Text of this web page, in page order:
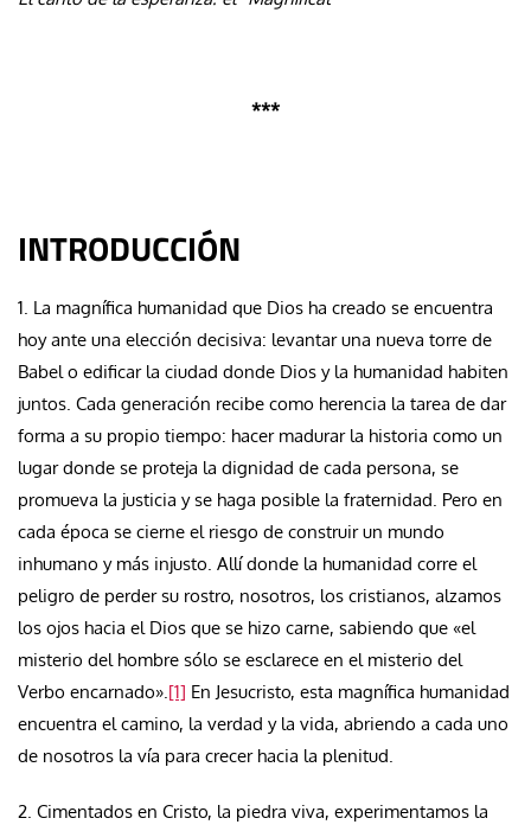
***
INTRODUCCIÓN
1. La magnífica humanidad que Dios ha creado se encuentra
hoy ante una elección decisiva: levantar una nueva torre de
Babel o edificar la ciudad donde Dios y la humanidad habiten
juntos. Cada generación recibe como herencia la tarea de dar
forma a su propio tiempo: hacer madurar la historia como un
lugar donde se proteja la dignidad de cada persona, se
promueva la justicia y se haga posible la fraternidad. Pero en
cada época se cierne el riesgo de construir un mundo
inhumano y más injusto. Allí donde la humanidad corre el
peligro de perder su rostro, nosotros, los cristianos, alzamos
los ojos hacia el Dios que se hizo carne, sabiendo que «el
misterio del hombre sólo se esclarece en el misterio del
Verbo encarnado».[1] En Jesucristo, esta magnífica humanidad
encuentra el camino, la verdad y la vida, abriendo a cada uno
de nosotros la vía para crecer hacia la plenitud.
2. Cimentados en Cristo, la piedra viva, experimentamos la